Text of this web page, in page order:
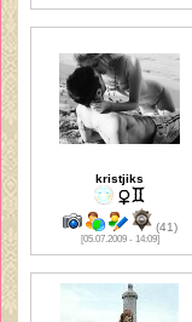
kristjiks
(41)
[05.07.2009 - 14:09]